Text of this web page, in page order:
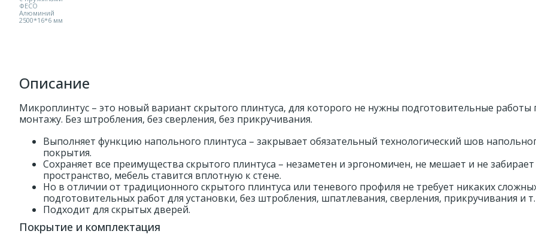
Описание
Микроплинтус – это новый вариант скрытого плинтуса, для которого не нужны подготовительные работы
монтажу. Без штробления, без сверления, без прикручивания.
Выполняет функцию напольного плинтуса – закрывает обязательный технологический шов
покрытия.
Сохраняет все преимущества скрытого плинтуса – незаметен и эргономичен, не мешает и не забирает
пространство, мебель ставится вплотную к стене.
Но в отличии от традиционного скрытого плинтуса или теневого профиля не требует никаких
подготовительных работ для установки, без штробления, шпатлевания, сверления, прикручивания и
Подходит для скрытых дверей.
Покрытие и комплектация